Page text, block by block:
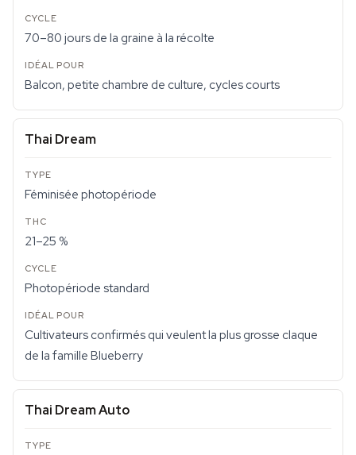
70–80 jours de la graine à la récolte
Balcon, petite chambre de culture, cycles courts
Thai Dream
Féminisée photopériode
21–25 %
Photopériode standard
Cultivateurs confirmés qui veulent la plus grosse claque
de la famille Blueberry
Thai Dream Auto